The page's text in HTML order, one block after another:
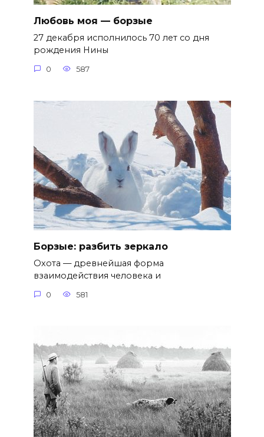
Любовь моя — борзые
27 декабря исполнилось 70 лет со дня
рождения Нины
0 587
Борзые: разбить зеркало
Охота — древнейшая форма
взаимодействия человека и
0 581